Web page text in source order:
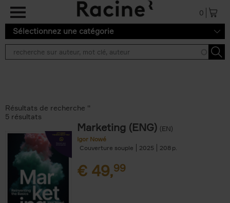
Aller au contenu principal
0
Sélectionnez une catégorie
Résultats de recherche ''
5 résultats
Marketing (ENG) (EN)
Igor Nowé
Couverture souple
2025 208
€ 49,99